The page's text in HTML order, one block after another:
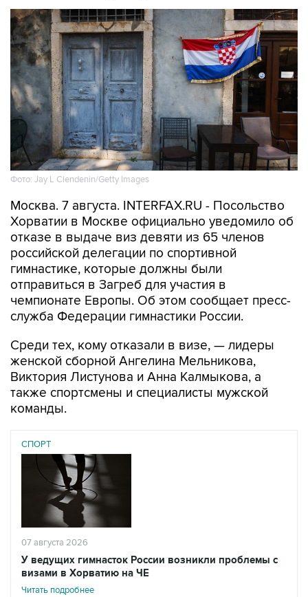
Фото: Jay L Clendenin/Getty Images
Москва. 7 августа. INTERFAX.RU - Посольство
Хорватии в Москве официально уведомило об
отказе в выдаче виз девяти из 65 членов
российской делегации по спортивной
гимнастике, которые должны были
отправиться в Загреб для участия в
чемпионате Европы. Об этом сообщает пресс-
служба Федерации гимнастики России.
Среди тех, кому отказали в визе, — лидеры
женской сборной Ангелина Мельникова,
Виктория Листунова и Анна Калмыкова, а
также спортсмены и специалисты мужской
команды.
СПОРТ
07 августа 2026
У ведущих гимнасток России возникли проблемы с
визами в Хорватию на ЧЕ
Читать подробнее